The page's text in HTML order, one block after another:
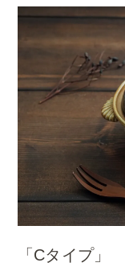
「Cタイプ」